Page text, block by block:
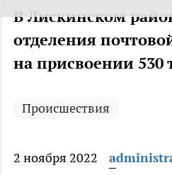
В Лискинском
отделения
на присвоении 530
Происшествия
2 ноября 2022